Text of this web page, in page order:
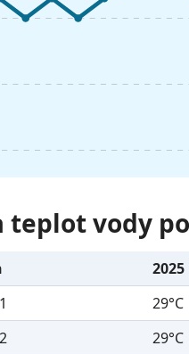
teplot vody
2025
29°C
29°C